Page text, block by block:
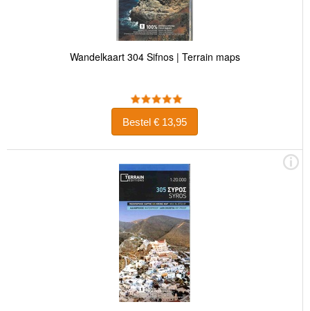
Wandelkaart 304 Sifnos | Terrain maps
Bestel € 13,95